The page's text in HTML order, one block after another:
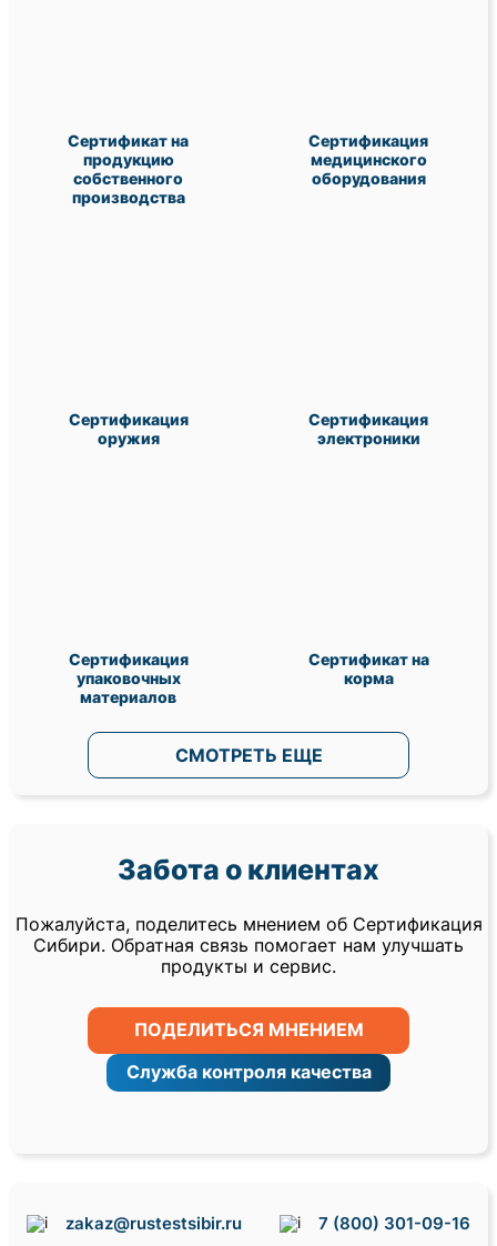
Сертификат на
продукцию
собственного
производства
Сертификация
медицинского
оборудования
Сертификация
оружия
Сертификация
электроники
Сертификация
упаковочных
материалов
Сертификат на
корма
СМОТРЕТЬ ЕЩЕ
Забота о клиентах
Пожалуйста, поделитесь мнением об Сертификация
Сибири. Обратная связь помогает нам улучшать
продукты и сервис.
ПОДЕЛИТЬСЯ МНЕНИЕМ
Служба контроля качества
zakaz@rustestsibir.ru 7 (800) 301-09-16